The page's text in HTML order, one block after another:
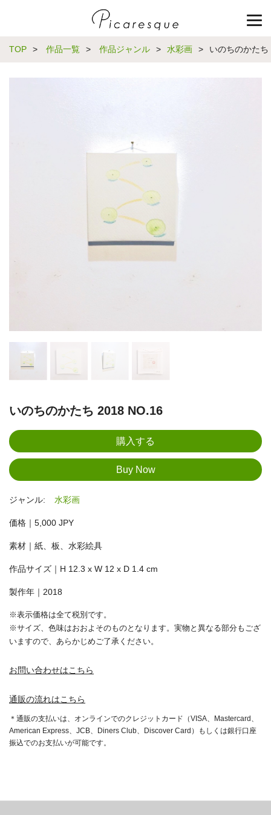
TOP > 作品一覧 > 作品ジャンル > 水彩画 > いのちのかた
いのちのかたち 2018 NO.16
ジャンル: 水彩画
価格｜5,000 JPY
素材｜紙、板、水彩絵具
‪作品サイズ｜H 12.3 x W 12 x D 1.4 cm‬
製作年｜2018
※表示価格は全て税別です。
※サイズ、色味はおおよそのものとなります。実物と異なる部分もござ
いますので、あらかじめご了承ください。
お問い合わせはこちら
通販の流れはこちら
＊通販の支払いは、オンラインでのクレジットカード（VISA、Mastercard、
American Express、JCB、Diners Club、Discover Card）もしくは銀行口座
振込でのお支払いが可能です。